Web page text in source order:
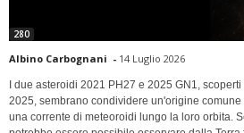
280
Albino Carbognani - 14 Luglio 2026
I due asteroidi 2021 PH27 e 2025 GN1,
2025, sembrano condividere un'origine
una corrente di meteoroidi lungo la loro orbita.